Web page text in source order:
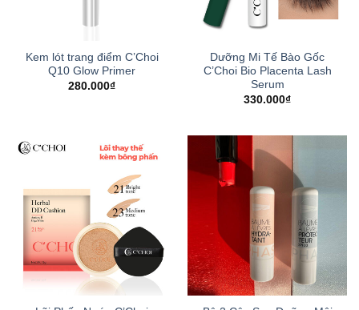
Kem lót trang điểm C’Choi
Q10 Glow Primer
280.000₫
Dưỡng Mi Tế Bào Gốc
C’Choi Bio Placenta Lash
Serum
330.000₫